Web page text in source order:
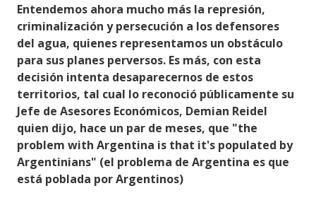
Entendemos ahora mucho más la represión,
criminalización y persecución a los defensores
del agua, quienes representamos un obstáculo
para sus planes perversos. Es más, con esta
decisión intenta desaparecernos de estos
territorios, tal cual lo reconoció públicamente su
Jefe de Asesores Económicos, Demian Reidel
quien dijo, hace un par de meses, que "the
problem with Argentina is that it's populated by
Argentinians" (el problema de Argentina es que
está poblada por Argentinos)